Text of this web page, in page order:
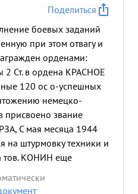
Поделиться
боевых заданий
при этом отвагу и
орденами:
Ст. в ордена КРАСНОЕ
120 ос о-успешных
немецко-
присвоено звание
С мая месяца 1944
на штурмовку техники и
тов. КОНИН еще
вылета уничтожив
5, орудий-7, повозок